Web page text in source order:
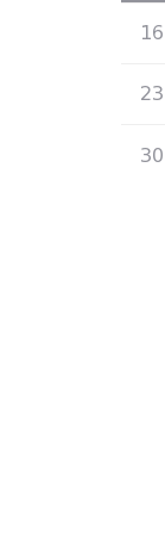
16
23
30